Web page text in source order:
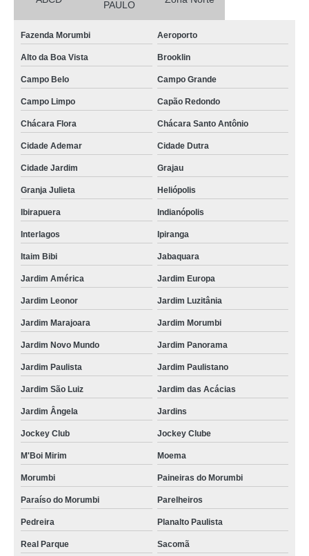
PAULO
Fazenda Morumbi Aeroporto
Alto da Boa Vista Brooklin
Campo Belo Campo Grande
Campo Limpo Capão Redondo
Chácara Flora Chácara Santo Antônio
Cidade Ademar Cidade Dutra
Cidade Jardim Grajau
Granja Julieta Heliópolis
Ibirapuera Indianópolis
Interlagos Ipiranga
Itaim Bibi Jabaquara
Jardim América Jardim Europa
Jardim Leonor Jardim Luzitânia
Jardim Marajoara Jardim Morumbi
Jardim Novo Mundo Jardim Panorama
Jardim Paulista Jardim Paulistano
Jardim São Luiz Jardim das Acácias
Jardim Ângela Jardins
Jockey Club Jockey Clube
M'Boi Mirim Moema
Morumbi Paineiras do Morumbi
Paraíso do Morumbi Parelheiros
Pedreira Planalto Paulista
Real Parque Sacomã